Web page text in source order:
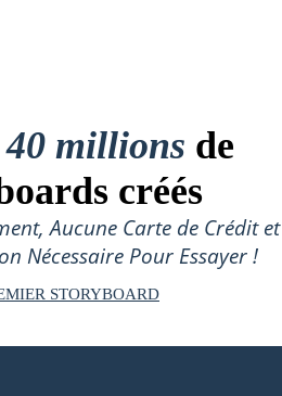
40 millions de
créés
Aucune Carte de Crédit et
Nécessaire Pour Essayer !
STORYBOARD